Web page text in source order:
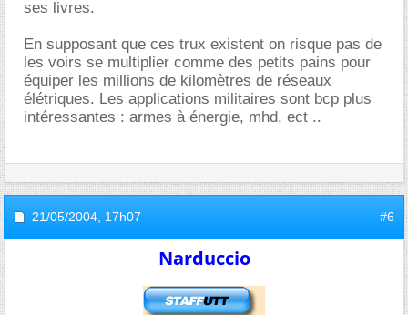
ses livres.
En supposant que ces trux existent on risque pas de
les voirs se multiplier comme des petits pains pour
équiper les millions de kilomètres de réseaux
élétriques. Les applications militaires sont bcp plus
intéressantes : armes à énergie, mhd, ect ..
21/05/2004, 17h07 #6
Narduccio